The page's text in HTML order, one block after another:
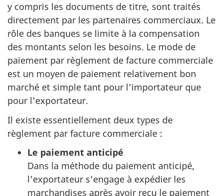
y compris les documents de titre, sont traités
directement par les partenaires commerciaux. Le
rôle des banques se limite à la compensation
des montants selon les besoins. Le mode de
paiement par règlement de facture commerciale
est un moyen de paiement relativement bon
marché et simple tant pour l'importateur que
pour l'exportateur.
Il existe essentiellement deux types de
règlement par facture commerciale :
Le paiement anticipé
Dans la méthode du paiement anticipé,
l'exportateur s'engage à expédier les
marchandises après avoir reçu le paiement